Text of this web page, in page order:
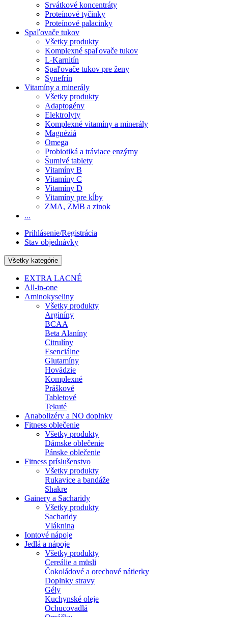
Srvátkové koncentráty
Proteínové tyčinky
Proteínové palacinky
Spaľovače tukov
Všetky produkty
Komplexné spaľovače tukov
L-Karnitín
Spaľovače tukov pre ženy
Synefrín
Vitamíny a minerály
Všetky produkty
Adaptogény
Elektrolyty
Komplexné vitamíny a minerály
Magnéziá
Omega
Probiotiká a tráviace enzýmy
Šumivé tablety
Vitamíny B
Vitamíny C
Vitamíny D
Vitamíny pre kĺby
ZMA, ZMB a zinok
...
Prihlásenie/Registrácia
Stav objednávky
Všetky kategórie
EXTRA LACNÉ
All-in-one
Aminokyseliny
Všetky produkty
Arginíny
BCAA
Beta Alaníny
Citrulíny
Esenciálne
Glutamíny
Hovädzie
Komplexné
Práškové
Tabletové
Tekuté
Anabolizéry a NO doplnky
Fitness oblečenie
Všetky produkty
Dámske oblečenie
Pánske oblečenie
Fitness príslušenstvo
Všetky produkty
Rukavice a bandáže
Shakre
Gainery a Sacharidy
Všetky produkty
Sacharidy
Vláknina
Iontové nápoje
Jedlá a nápoje
Všetky produkty
Cereálie a müsli
Čokoládové a orechové nátierky
Doplnky stravy
Gély
Kuchynské oleje
Ochucovadlá